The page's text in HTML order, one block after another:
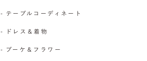
- テーブルコーディネート
- ドレス＆着物
- ブーケ＆フラワー